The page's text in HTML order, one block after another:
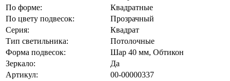
По форме:
Квадратные
По цвету подвесок:
Прозрачный
Серия:
Квадрат
Тип светильника:
Потолочные
Форма подвесок:
Шар 40 мм, Обтикон
Зеркало:
Да
Артикул:
00-00000337